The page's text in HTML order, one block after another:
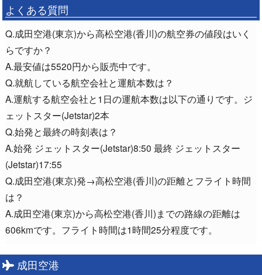
よくある質問
Q.成田空港(東京)から高松空港(香川)の航空券の値段はいく
らですか？
A.最安値は5520円から販売中です。
Q.就航している航空会社と運航本数は？
A.運航する航空会社と1日の運航本数は以下の通りです。ジ
ェットスター(Jetstar)2本
Q.始発と最終の時刻表は？
A.始発 ジェットスター(Jetstar)8:50 最終 ジェットスター
(Jetstar)17:55
Q.成田空港(東京)発→高松空港(香川)の距離とフライト時間
は？
A.成田空港(東京)から高松空港(香川)までの路線の距離は
606kmです。フライト時間は1時間25分程度です。
成田空港